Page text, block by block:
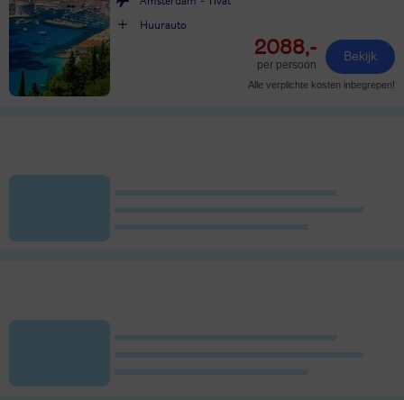
Huurauto
2088,-
per persoon
Bekijk
Alle verplichte kosten inbegrepen!